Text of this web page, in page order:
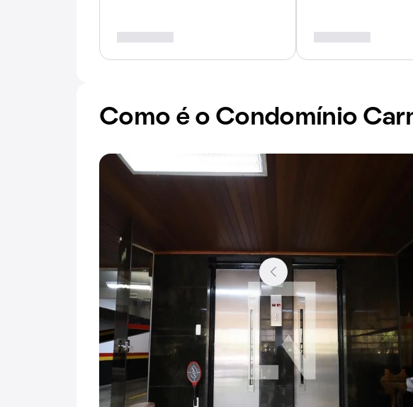
Como é o Condomínio